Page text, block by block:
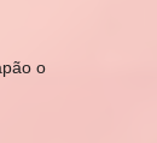
o